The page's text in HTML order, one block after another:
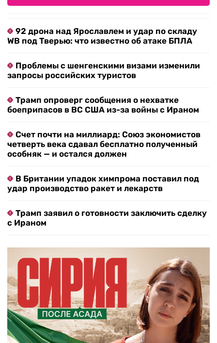
92 дрона над Ярославлем и удар по складу
WB под Тверью: что известно об атаке БПЛА
Проблемы с шенгенскими визами изменили
запросы российских туристов
Трамп опроверг сообщения о нехватке
боеприпасов в ВС США из-за войны с Ираном
Счет почти на миллиард: Союз экономистов
четверть века сдавал бесплатно полученный
особняк — и остался должен
В Британии упадок химпрома поставил под
удар производство ракет и лекарств
Трамп заявил о готовности заключить сделку
с Ираном